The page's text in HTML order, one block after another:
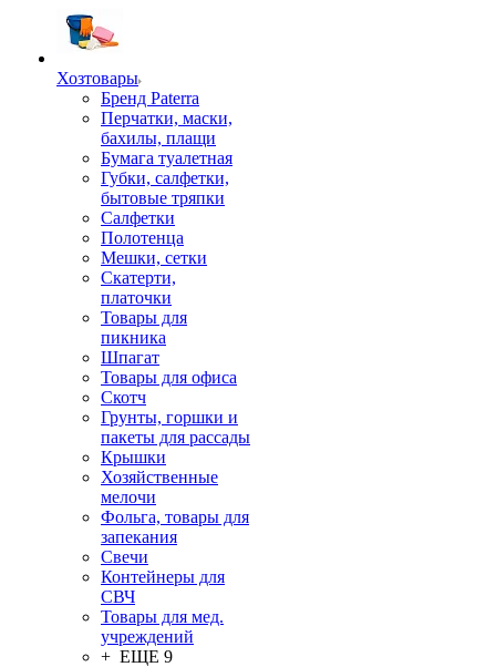
Хозтовары
Бренд Paterra
Перчатки, маски,
бахилы, плащи
Бумага туалетная
Губки, салфетки,
бытовые тряпки
Салфетки
Полотенца
Мешки, сетки
Скатерти,
платочки
Товары для
пикника
Шпагат
Товары для офиса
Скотч
Грунты, горшки и
пакеты для рассады
Крышки
Хозяйственные
мелочи
Фольга, товары для
запекания
Свечи
Контейнеры для
СВЧ
Товары для мед.
учреждений
+ ЕЩЕ 9